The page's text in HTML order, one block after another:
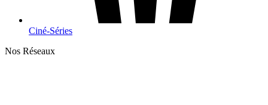
Ciné-Séries
Nos Réseaux